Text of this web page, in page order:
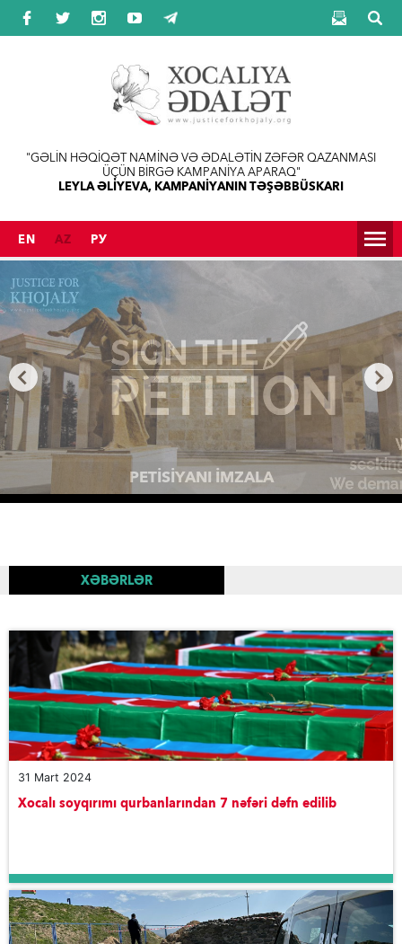
Jump to navigation
EN AZ РУ
"GƏLİN HƏQİQƏT NAMİNƏ VƏ ƏDALƏTİN ZƏFƏR QAZANMASI
ÜÇÜN BİRGƏ KAMPANİYA APARAQ"
LEYLA ƏLİYEVA, KAMPANİYANIN TƏŞƏBBÜSKARI
XOCALİ SOYQİRİMİ QURBANLARİNİN XATİRƏSİNƏ
DÜNYANİN MÜXTƏLİF BÖLGƏLƏRİNDƏ
UCALDİLMİŞ XATİRƏ KOMPLEKSLƏRİ
XƏBƏRLƏR
31 Mart 2024
Xocalı soyqırımı qurbanlarından 7 nəfəri dəfn edilib